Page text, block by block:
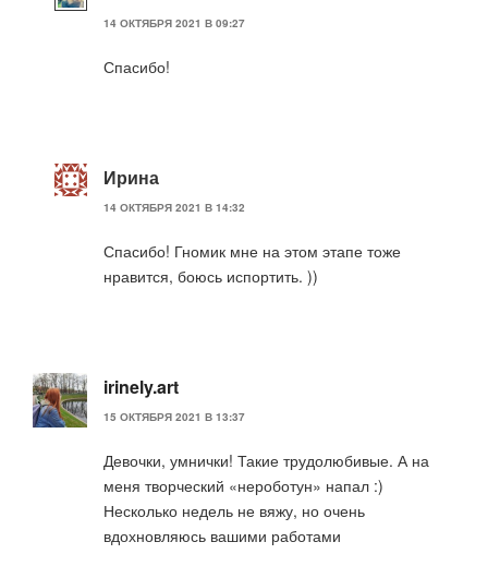
14 ОКТЯБРЯ 2021 В 09:27
Спасибо!
Ирина
14 ОКТЯБРЯ 2021 В 14:32
Спасибо! Гномик мне на этом этапе тоже
нравится, боюсь испортить. ))
irinely.art
15 ОКТЯБРЯ 2021 В 13:37
Девочки, умнички! Такие трудолюбивые. А на
меня творческий «нероботун» напал :)
Несколько недель не вяжу, но очень
вдохновляюсь вашими работами